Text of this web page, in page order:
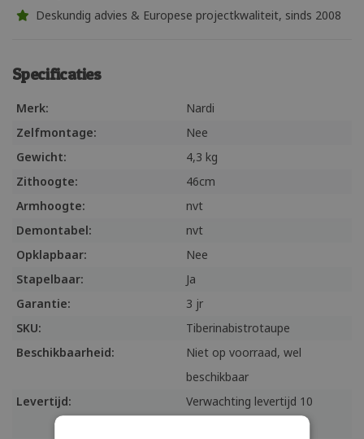
Deskundig advies & Europese projectkwaliteit, sinds 2008
Specificaties
Merk:
Nardi
Zelfmontage:
Nee
Gewicht:
4,3 kg
Zithoogte:
46cm
Armhoogte:
nvt
Demontabel:
nvt
Opklapbaar:
Nee
Stapelbaar:
Ja
Garantie:
3 jr
SKU:
Tiberinabistrotaupe
Beschikbaarheid:
Niet op voorraad, wel
beschikbaar
Levertijd:
Verwachting levertijd 10